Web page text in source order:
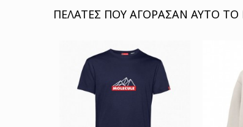
ΠΕΛΆΤΕΣ ΠΟΥ ΑΓΌΡΑΣΑΝ ΑΥΤΌ